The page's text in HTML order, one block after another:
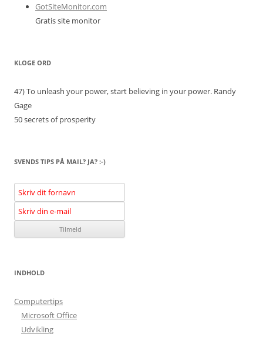
GotSiteMonitor.com
Gratis site monitor
KLOGE ORD
47) To unleash your power, start believing in your power. Randy
Gage
50 secrets of prosperity
SVENDS TIPS PÅ MAIL? JA? :-)
INDHOLD
Computertips
Microsoft Office
Udvikling